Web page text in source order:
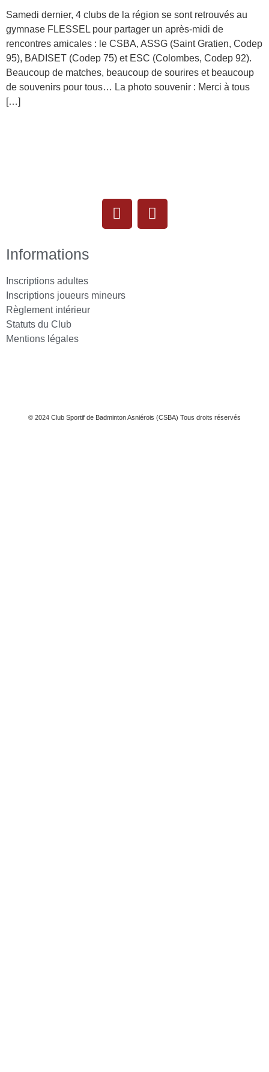
Samedi dernier, 4 clubs de la région se sont retrouvés au
gymnase FLESSEL pour partager un après-midi de
rencontres amicales : le CSBA, ASSG (Saint Gratien, Codep
95), BADISET (Codep 75) et ESC (Colombes, Codep 92).
Beaucoup de matches, beaucoup de sourires et beaucoup
de souvenirs pour tous… La photo souvenir : Merci à tous
[…]
Informations
Inscriptions adultes
Inscriptions joueurs mineurs
Règlement intérieur
Statuts du Club
Mentions légales
© 2024 Club Sportif de Badminton Asniérois (CSBA) Tous droits réservés